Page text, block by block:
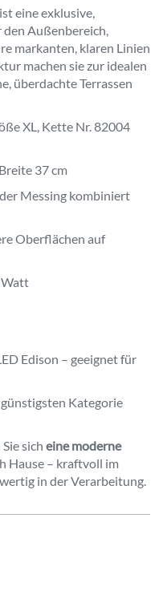
eine exklusive,
Außenbereich,
markanten, klaren Linien
machen sie zur idealen
überdachte Terrassen
XL, Kette Nr. 82004
37 cm
Messing kombiniert
Oberflächen auf
Watt
Edison – geeignet für
Kategorie
sich eine moderne
Hause – kraftvoll im
in der Verarbeitung.